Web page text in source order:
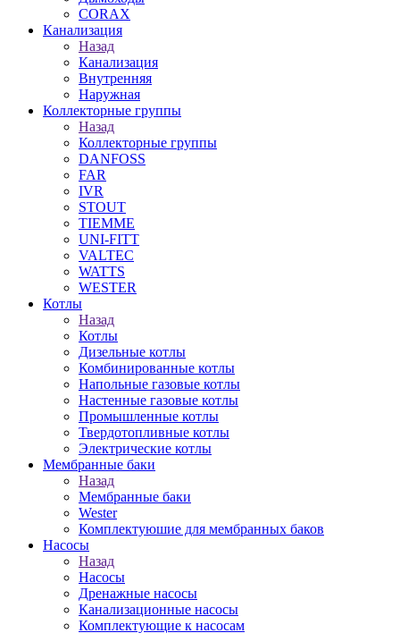
CORAX
Канализация
Назад
Канализация
Внутренняя
Наружная
Коллекторные группы
Назад
Коллекторные группы
DANFOSS
FAR
IVR
STOUT
TIEMME
UNI-FITT
VALTEC
WATTS
WESTER
Котлы
Назад
Котлы
Дизельные котлы
Комбинированные котлы
Напольные газовые котлы
Настенные газовые котлы
Промышленные котлы
Твердотопливные котлы
Электрические котлы
Мембранные баки
Назад
Мембранные баки
Wester
Комплектуюшие для мембранных баков
Насосы
Назад
Насосы
Дренажные насосы
Канализационные насосы
Комплектующие к насосам